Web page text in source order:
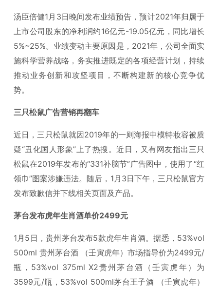
汤臣倍健1月3日晚间发布业绩预告，预计2021年归属于
上市公司股东的净利润约16亿元-19.05亿元，同比增长
5%~25%。业绩变动主要原因是，2021年，公司全面实
施科学营养战略，务实推进既定的各项经营计划，持续
推动业务创新和攻坚项目，不断构建新的核心竞争优
势。
三只松鼠广告营销再翻车
近日，三只松鼠就因2019年的一则海报中模特妆容被质
疑“丑化国人形象”上了热搜。近日，又有网友指出三只
松鼠在2019年发布的“331补脑节”广告图中，使用了“红
领巾”图案涉嫌违法。随后，1月3日下午，三只松鼠官方
发布致歉信并下线相关页面及产品。
茅台发布虎年生肖酒单价2499元
1月5日，贵州茅台发布5款虎年生肖酒。据悉，53%vol
500ml 贵州茅台酒 （壬寅虎年）市场指导价为2499元/
瓶，53%vol 375ml X2贵州茅台酒（壬寅虎年）为
3599元/瓶，53%vol 500ml茅台王子酒 （壬寅虎年）